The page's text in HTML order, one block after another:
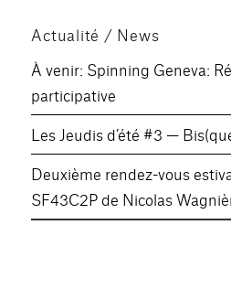
Actualité / News
À venir: Spinning Geneva:
participative
Les Jeudis d’été #3 —
Deuxième rendez-vous
SF43C2P de Nicolas